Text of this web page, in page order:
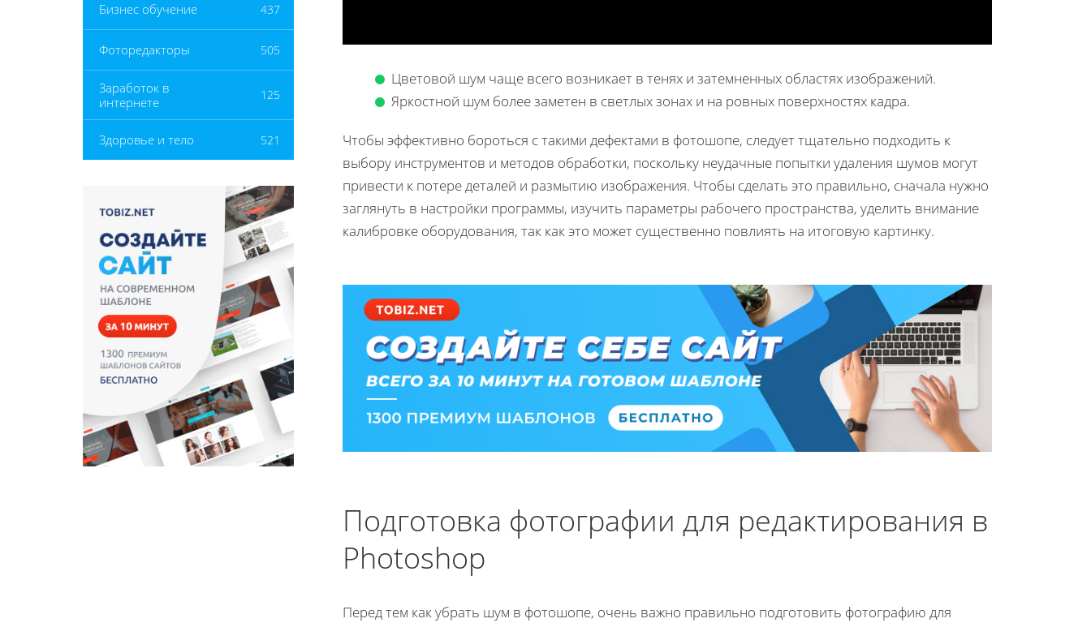
Бизнес обучение 437
Фоторедакторы 505
Заработок в
интернете
125
Здоровье и тело 521
Цветовой шум чаще всего возникает в тенях и затемненных областях изображений.
Яркостной шум более заметен в светлых зонах и на ровных поверхностях кадра.
Чтобы эффективно бороться с такими дефектами в фотошопе, следует тщательно подходить к
выбору инструментов и методов обработки, поскольку неудачные попытки удаления шумов могут
привести к потере деталей и размытию изображения. Чтобы сделать это правильно, сначала нужно
заглянуть в настройки программы, изучить параметры рабочего пространства, уделить внимание
калибровке оборудования, так как это может существенно повлиять на итоговую картинку.
Подготовка фотографии для редактирования в
Photoshop
Перед тем как убрать шум в фотошопе, очень важно правильно подготовить фотографию для